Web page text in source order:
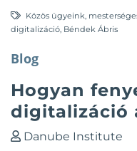
Közös ügyeink,
digitalizáció, Béndek Ábris
Blog
Hogyan
digitalizáció
Danube Institute